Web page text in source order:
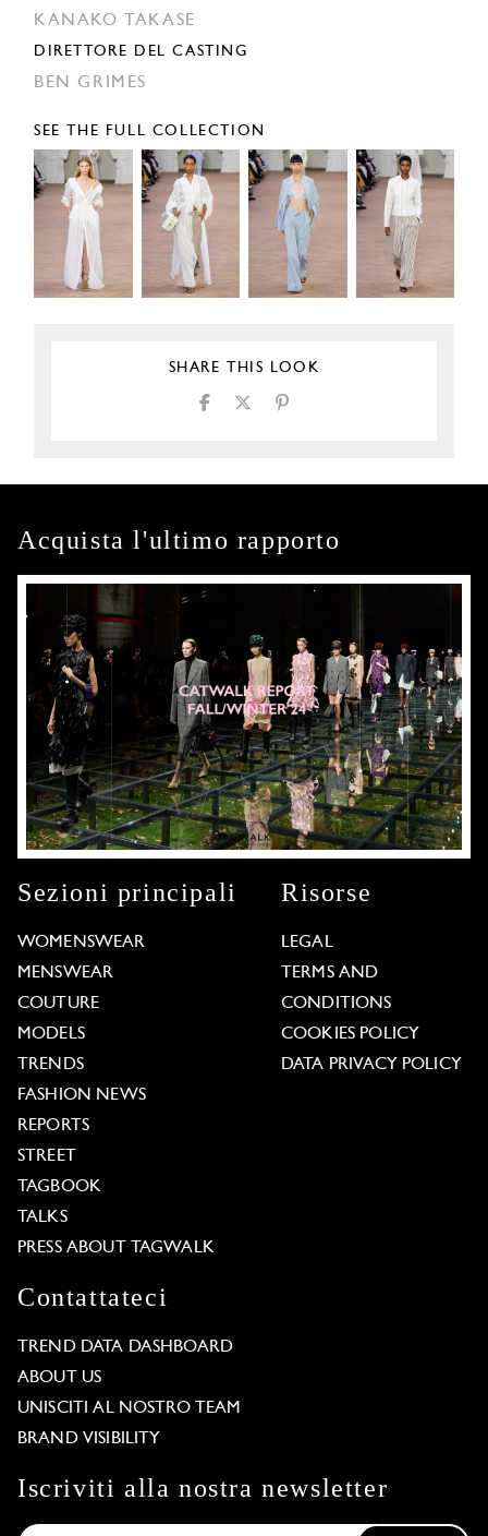
KANAKO TAKASE
DIRETTORE DEL CASTING
BEN GRIMES
SEE THE FULL COLLECTION
SHARE THIS LOOK
Acquista l'ultimo rapporto
Sezioni principali
WOMENSWEAR
MENSWEAR
COUTURE
MODELS
TRENDS
FASHION NEWS
REPORTS
STREET
TAGBOOK
TALKS
PRESS ABOUT TAGWALK
Risorse
LEGAL
TERMS AND
CONDITIONS
COOKIES POLICY
DATA PRIVACY POLICY
Contattateci
TREND DATA DASHBOARD
ABOUT US
UNISCITI AL NOSTRO TEAM
BRAND VISIBILITY
Iscriviti alla nostra newsletter